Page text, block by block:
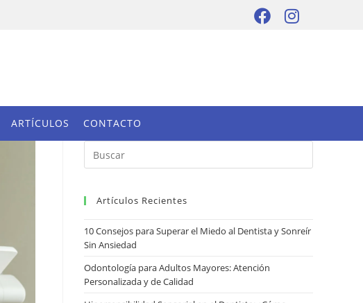
ARTÍCULOS CONTACTO
Artículos Recientes
10 Consejos para Superar el Miedo al Dentista y Sonreír
Sin Ansiedad
Odontología para Adultos Mayores: Atención
Personalizada y de Calidad